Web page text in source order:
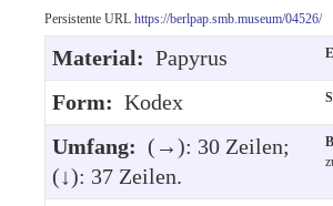
springen
Persistente URL https://berlpap.smb.museum/04526/
Material: Papyrus
Form: Kodex
Umfang: (→): 30 Zeilen;
(↓): 37 Zeilen.